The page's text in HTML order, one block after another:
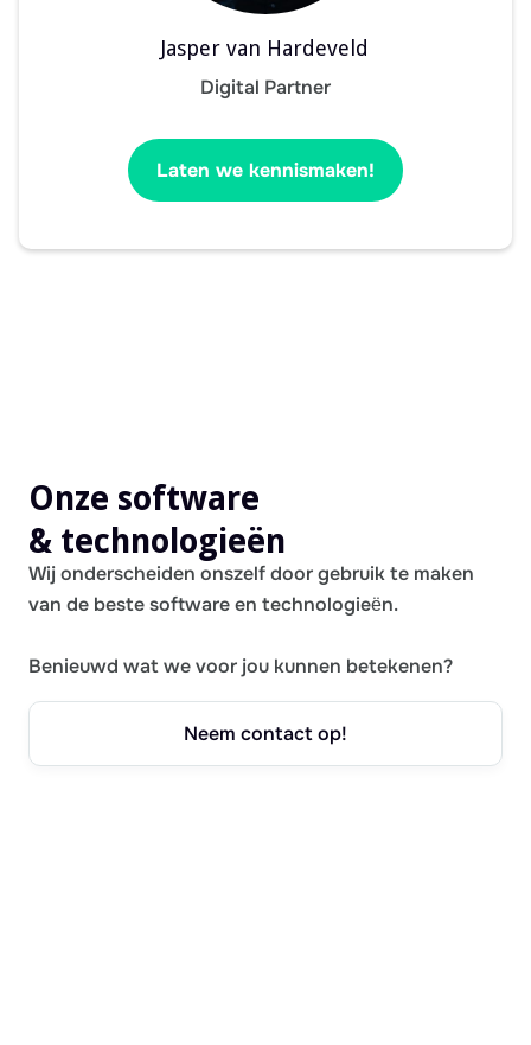
Jasper van Hardeveld
Digital Partner
Laten we kennismaken!
Onze software
& technologieën
Wij onderscheiden onszelf door gebruik te maken
van de beste software en technologieën.
Benieuwd wat we voor jou kunnen betekenen?
Neem contact op!